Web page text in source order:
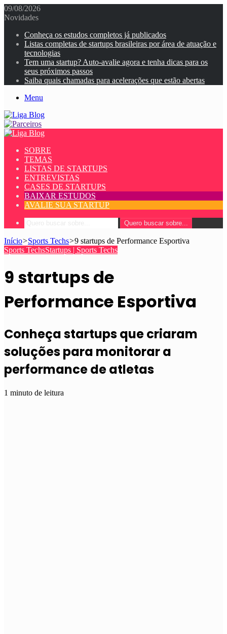
09/08/2026
Novidades
Conheça os estudos completos já publicados
Listas completas de startups brasileiras por área de atuação e
tecnologias
Tem uma startup? Auto-avalie agora e tenha dicas para os
seus próximos passos
Saiba quais chamadas para acelerações que estão abertas
Menu
SOBRE
TEMAS
LISTAS DE STARTUPS
ENTREVISTAS
CASES DE STARTUPS
BAIXAR ESTUDOS
AVALIE SUA STARTUP
Quero buscar sobre...
Início>Sports Techs>9 startups de Performance Esportiva
Sports TechsStartups | Sports Techs
9 startups de
Performance Esportiva
Conheça startups que criaram
soluções para monitorar a
performance de atletas
1 minuto de leitura